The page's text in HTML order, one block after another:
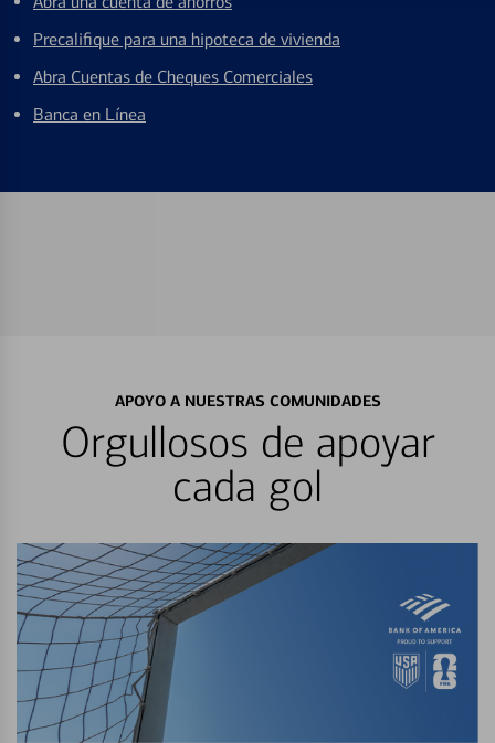
Precalifique para una hipoteca de vivienda
Abra Cuentas de Cheques Comerciales
Banca en Línea
APOYO A NUESTRAS COMUNIDADES
Orgullosos de apoyar
cada gol